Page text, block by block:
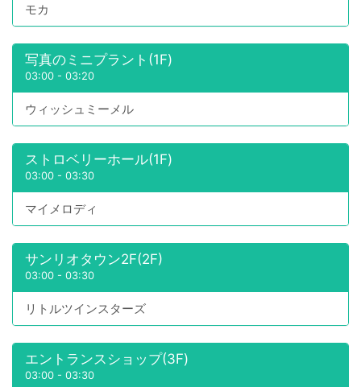
モカ
写真のミニプラント(1F)
03:00 - 03:20
ウィッシュミーメル
ストロベリーホール(1F)
03:00 - 03:30
マイメロディ
サンリオタウン2F(2F)
03:00 - 03:30
リトルツインスターズ
エントランスショップ(3F)
03:00 - 03:30